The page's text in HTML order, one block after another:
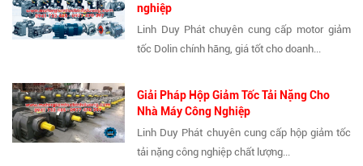
nghiệp
Linh Duy Phát chuyên cung cấp motor giảm
tốc Dolin chính hãng, giá tốt cho doanh...
Giải Pháp Hộp Giảm Tốc Tải Nặng Cho
Nhà Máy Công Nghiệp
Linh Duy Phát chuyên cung cấp hộp giảm tốc
tải nặng công nghiệp chất lượng...